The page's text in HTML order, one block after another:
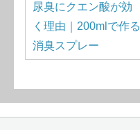
尿臭にクエン酸が効
く理由｜200mlで作る
消臭スプレー